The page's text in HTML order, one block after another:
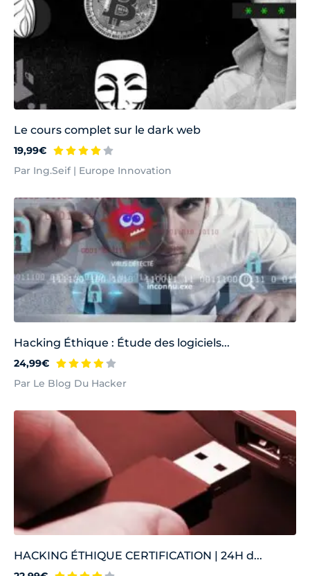
Le cours complet sur le dark web
19,99€
Par Ing.Seif | Europe Innovation
Hacking Éthique : Étude des logiciels...
24,99€
Par Le Blog Du Hacker
HACKING ÉTHIQUE CERTIFICATION | 24H d...